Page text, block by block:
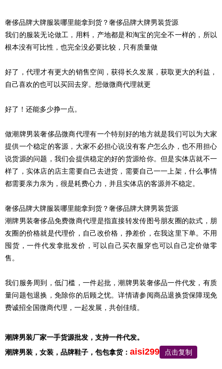
奢侈品牌大牌服装哪里能拿到货？奢侈品牌大牌男装货源
我们的服装无论做工，用料，产地都是和淘宝的完全不一样的，所以
根本没有可比性，也完全没必要比较，只有质量做
好了，代理才有更大的销售空间，获得长久发展，获取更大的利益，
自己喜欢的也可以买回去穿。想做微商代理就更
好了！还能多少挣一点。
做潮牌男装奢侈品微商代理有一个特别好的地方就是我们可以为大家
提供一个稳定的客源，大家不必担心说没有客户怎么办，也不用担心
说货源的问题，我们会提供稳定的好的货源给你。但是实体店就不一
样了，实体店的店主需要自己去进货，需要自己一一上架，什么事情
都需要亲力亲为，很是耗费心力，并且实体店的客源并不稳定。
奢侈品牌大牌服装哪里能拿到货？奢侈品牌大牌男装货源
潮牌男装奢侈品免费微商代理是指直接转发传图号朋友圈的款式，朋
友圈的价格就是代理价，自己改价格，挣差价，在我这里下单。不用
囤货，一件代发拿批发价，可以自己买衣服穿也可以自己定价做零
售。
我们服务周到，低门槛，一件起批，潮牌男装奢侈品一件代发，有质
量问题包退换，免除你的后顾之忧。详情请参阅商品退换货保障现免
费诚招全国微商代理，一起发展，共创佳绩。
潮牌男装厂家一手货源批发，支持一件代发。
潮牌男装， 女装，品牌鞋子，包包拿货： aisi299 点击复制